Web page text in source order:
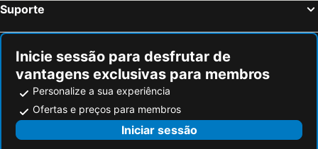
Suporte
Inicie sessão para desfrutar de
vantagens exclusivas para membros
Personalize a sua experiência
Ofertas e preços para membros
Iniciar sessão